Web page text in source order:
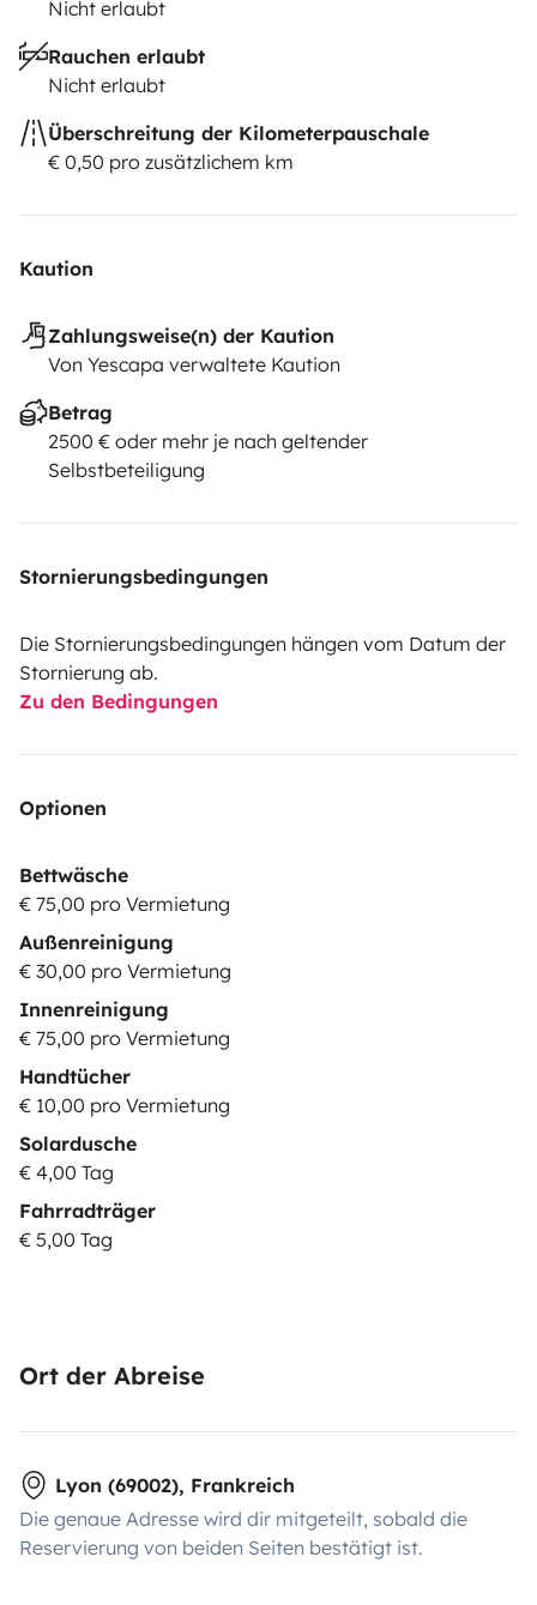
Nicht erlaubt
Rauchen erlaubt
Nicht erlaubt
Überschreitung der Kilometerpauschale
€ 0,50 pro zusätzlichem km
Kaution
Zahlungsweise(n) der Kaution
Von Yescapa verwaltete Kaution
Betrag
2500 € oder mehr je nach geltender
Selbstbeteiligung
Stornierungsbedingungen
Die Stornierungsbedingungen hängen vom Datum der
Stornierung ab.
Zu den Bedingungen
Optionen
Bettwäsche
€ 75,00 pro Vermietung
Außenreinigung
€ 30,00 pro Vermietung
Innenreinigung
€ 75,00 pro Vermietung
Handtücher
€ 10,00 pro Vermietung
Solardusche
€ 4,00 Tag
Fahrradträger
€ 5,00 Tag
Ort der Abreise
Lyon (69002), Frankreich
Die genaue Adresse wird dir mitgeteilt, sobald die
Reservierung von beiden Seiten bestätigt ist.